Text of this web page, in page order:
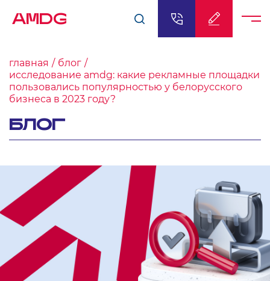
AMDG
главная
блог
исследование amdg: какие рекламные площадки
пользовались популярностью у белорусского
бизнеса в 2023 году?
БЛОГ